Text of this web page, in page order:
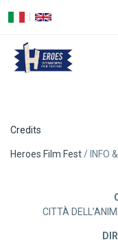
principale
Credits
Briciole
pane
Heroes Film Fest INFO
CITTÀ